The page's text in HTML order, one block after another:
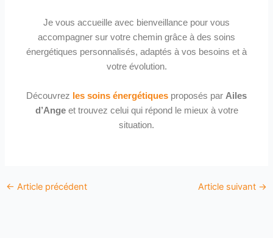
Je vous accueille avec bienveillance pour vous
accompagner sur votre chemin grâce à des soins
énergétiques personnalisés, adaptés à vos besoins et à
votre évolution.
Découvrez les soins énergétiques proposés par Ailes
d’Angeet trouvez celui qui répond le mieux à votre
situation.
← Article précédent Article suivant →